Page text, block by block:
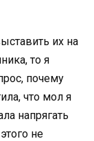
их на
то я
почему
что мол я
напрягать
не